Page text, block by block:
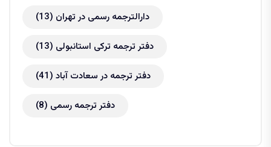
دارالترجمه رسمی در تهران (13)
دفتر ترجمه ترکی استانبولی (13)
دفتر ترجمه در سعادت آباد (41)
دفتر ترجمه رسمی (8)